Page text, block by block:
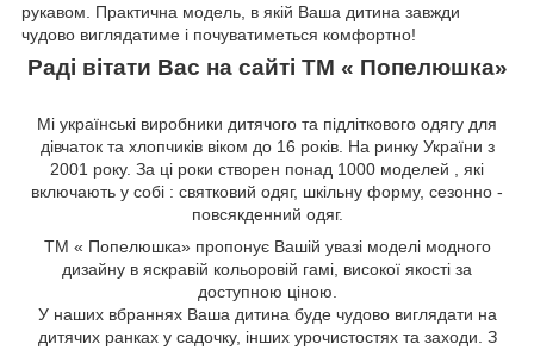
рукавом. Практична модель, в якій Ваша дитина завжди
чудово виглядатиме і почуватиметься комфортно!
Раді вітати Вас на сайті ТМ « Попелюшка»
Мі українські виробники дитячого та підліткового одягу для
дівчаток та хлопчиків віком до 16 років. На ринку України з
2001 року. За ці роки створен понад 1000 моделей , які
включають у собі : святковий одяг, шкільну форму, сезонно -
повсякденний одяг.
ТМ « Попелюшка» пропонує Вашій увазі моделі модного
дизайну в яскравій кольоровій гамі, високої якості за
доступною ціною.
У наших вбраннях Ваша дитина буде чудово виглядати на
дитячих ранках у садочку, інших урочистостях та заходи. З